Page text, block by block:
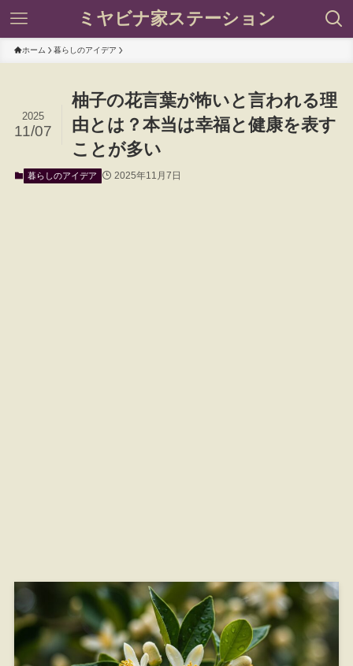
ミヤビナ家ステーション
ホーム 暮らしのアイデア
柚子の花言葉が怖いと言われる理
由とは？本当は幸福と健康を表す
ことが多い
2025
11/07
暮らしのアイデア 2025年11月7日